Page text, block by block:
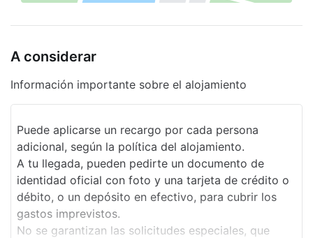
Gimnasio abierto las 24 horas
Desayuno gratis
Centro de negocios
Personal multilingüe
Recepción 24 horas
A considerar
Información importante sobre el alojamiento
Puede aplicarse un recargo por cada persona
adicional, según la política del alojamiento.
A tu llegada, pueden pedirte un documento de
identidad oficial con foto y una tarjeta de crédito o
débito, o un depósito en efectivo, para cubrir los
gastos imprevistos.
No se garantizan las solicitudes especiales, que